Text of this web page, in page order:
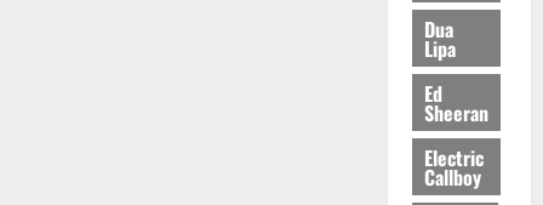
Dua
Lipa
Ed
Sheeran
Electric
Callboy